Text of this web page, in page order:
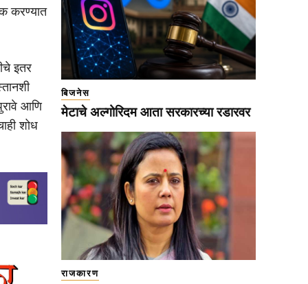
करण्यात
इतर
आणि
शोध
बिजनेस
मेटाचे अल्गोरिदम आता सरकारच्या रडारवर
राजकारण